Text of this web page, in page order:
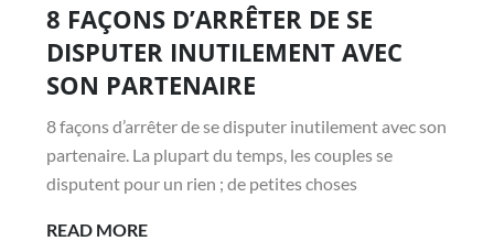
on
8 FAÇONS D’ARRÊTER DE SE
DISPUTER INUTILEMENT AVEC
SON PARTENAIRE
8 façons d’arrêter de se disputer inutilement avec son
partenaire. La plupart du temps, les couples se
disputent pour un rien ; de petites choses
READ MORE8